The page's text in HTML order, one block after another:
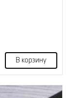
В корзину